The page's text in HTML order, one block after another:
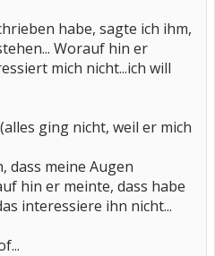
habe, sagte ich ihm,
Worauf hin er
mich nicht...ich will
ging nicht, weil er mich
dass meine Augen
hin er meinte, dass habe
interessiere ihn nicht...